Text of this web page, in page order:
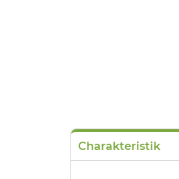
Charakteristik